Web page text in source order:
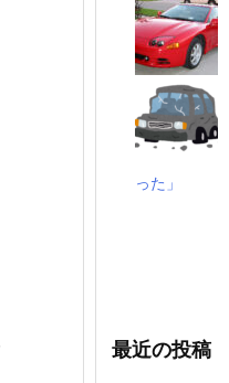
った」
最近の投稿